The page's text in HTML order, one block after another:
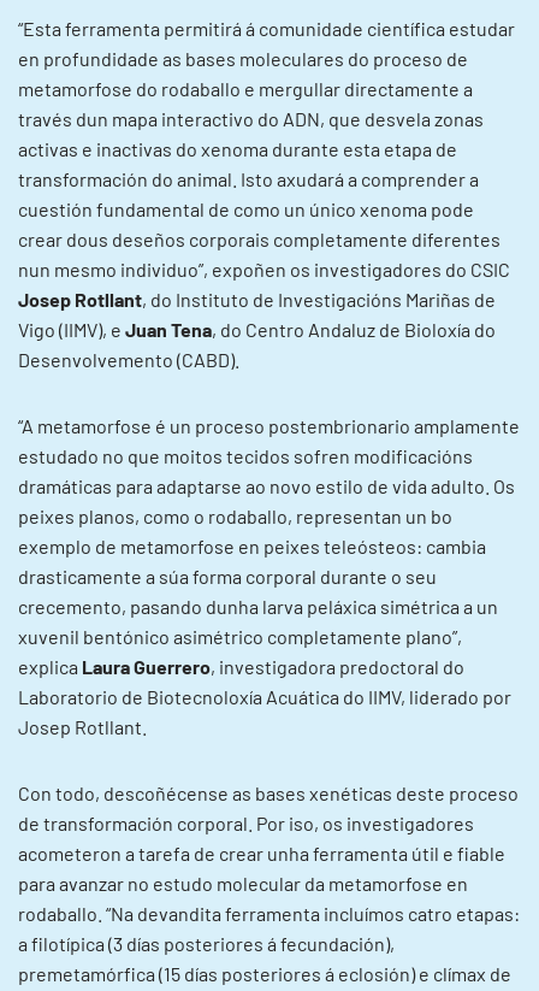
“Esta ferramenta permitirá á comunidade científica estudar
en profundidade as bases moleculares do proceso de
metamorfose do rodaballo e mergullar directamente a
través dun mapa interactivo do ADN, que desvela zonas
activas e inactivas do xenoma durante esta etapa de
transformación do animal. Isto axudará a comprender a
cuestión fundamental de como un único xenoma pode
crear dous deseños corporais completamente diferentes
nun mesmo individuo”, expoñen os investigadores do CSIC
Josep Rotllant, do Instituto de Investigacións Mariñas de
Vigo (IIMV), e Juan Tena, do Centro Andaluz de Bioloxía do
Desenvolvemento (CABD).
“A metamorfose é un proceso postembrionario amplamente
estudado no que moitos tecidos sofren modificacións
dramáticas para adaptarse ao novo estilo de vida adulto. Os
peixes planos, como o rodaballo, representan un bo
exemplo de metamorfose en peixes teleósteos: cambia
drasticamente a súa forma corporal durante o seu
crecemento, pasando dunha larva peláxica simétrica a un
xuvenil bentónico asimétrico completamente plano”,
explica Laura Guerrero, investigadora predoctoral do
Laboratorio de Biotecnoloxía Acuática do IIMV, liderado por
Josep Rotllant.
Con todo, descoñécense as bases xenéticas deste proceso
de transformación corporal. Por iso, os investigadores
acometeron a tarefa de crear unha ferramenta útil e fiable
para avanzar no estudo molecular da metamorfose en
rodaballo. “Na devandita ferramenta incluímos catro etapas:
a filotípica (3 días posteriores á fecundación),
premetamórfica (15 días posteriores á eclosión) e clímax de